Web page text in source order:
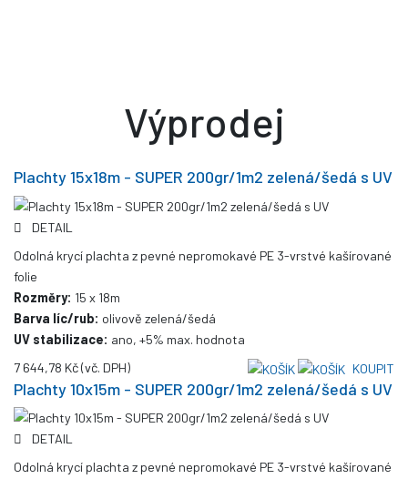
Výprodej
Plachty 15x18m - SUPER 200gr/1m2 zelená/šedá s UV
DETAIL
Odolná krycí plachta z pevné nepromokavé PE 3-vrstvé kašírované
folie
Rozměry: 15 x 18m
Barva líc/rub: olivově zelená/šedá
UV stabilizace: ano, +5% max. hodnota
7 644,78 Kč(vč. DPH) KOUPIT
Plachty 10x15m - SUPER 200gr/1m2 zelená/šedá s UV
DETAIL
Odolná krycí plachta z pevné nepromokavé PE 3-vrstvé kašírované